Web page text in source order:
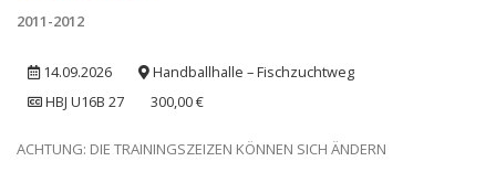
2011-2012
14.09.2026
Handballhalle – Fischzuchtweg
HBJ U16B 27
300,00 €
ACHTUNG: DIE TRAININGSZEIZEN KÖNNEN SICH ÄNDERN